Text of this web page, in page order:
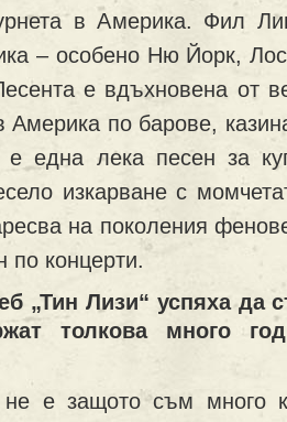
в Америка. Фил
– особено Ню Йорк,
е вдъхновена от
Америка по барове,
една лека песен за
изкарване с
на поколения
по концерти.
„Тин Лизи“ успяха да
толкова много
не е защото съм много